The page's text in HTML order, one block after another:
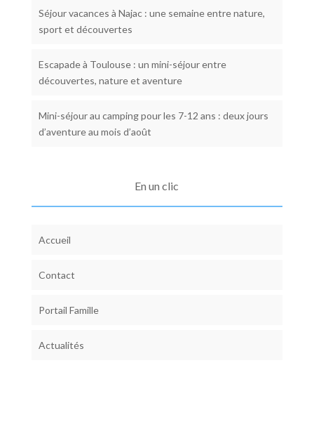
Séjour vacances à Najac : une semaine entre nature,
sport et découvertes
Escapade à Toulouse : un mini-séjour entre
découvertes, nature et aventure
Mini-séjour au camping pour les 7-12 ans : deux jours
d’aventure au mois d’août
En un clic
Accueil
Contact
Portail Famille
Actualités